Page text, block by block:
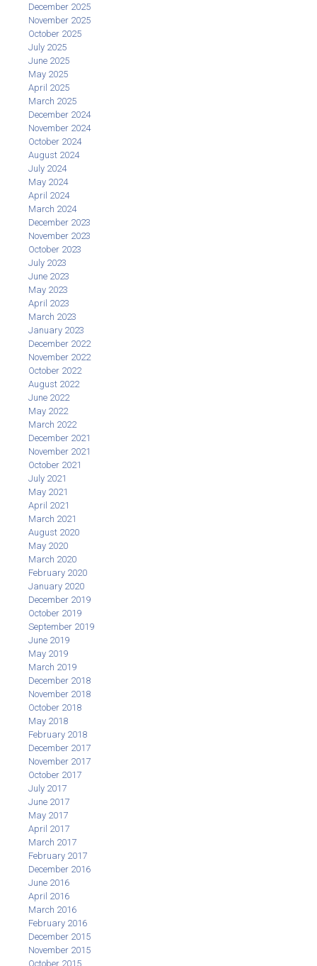
December 2025
November 2025
October 2025
July 2025
June 2025
May 2025
April 2025
March 2025
December 2024
November 2024
October 2024
August 2024
July 2024
May 2024
April 2024
March 2024
December 2023
November 2023
October 2023
July 2023
June 2023
May 2023
April 2023
March 2023
January 2023
December 2022
November 2022
October 2022
August 2022
June 2022
May 2022
March 2022
December 2021
November 2021
October 2021
July 2021
May 2021
April 2021
March 2021
August 2020
May 2020
March 2020
February 2020
January 2020
December 2019
October 2019
September 2019
June 2019
May 2019
March 2019
December 2018
November 2018
October 2018
May 2018
February 2018
December 2017
November 2017
October 2017
July 2017
June 2017
May 2017
April 2017
March 2017
February 2017
December 2016
June 2016
April 2016
March 2016
February 2016
December 2015
November 2015
October 2015